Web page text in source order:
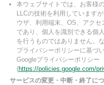
本ウェブサイトでは、お客様
LLCの技術を利用しています
ウザ、利用端末、OS、アク
であり、個人を識別できる個
を行うものではありません。
プライバシーポリシーに基づ
Googleプライバシーポリシー
(https://policies.google.com/
サービスの変更・中断・終了に